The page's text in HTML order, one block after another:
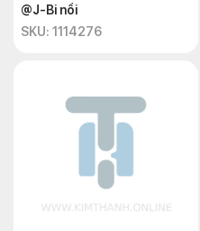
@J-Bi nồi
SKU: 1114276